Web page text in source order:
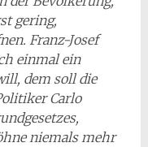
gering,
Franz-Josef
einmal ein
dem soll die
Carlo
niemals mehr